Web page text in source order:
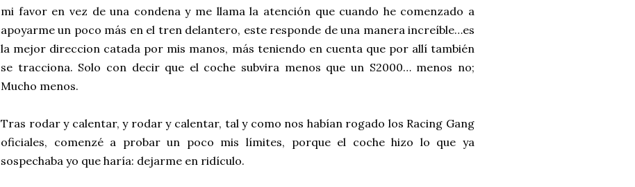
mi favor en vez de una condena y me llama la atención que cuando he comenzado a
apoyarme un poco más en el tren delantero, este responde de una manera increíble…es
la mejor direccion catada por mis manos, más teniendo en cuenta que por allí también
se tracciona. Solo con decir que el coche subvira menos que un S2000… menos no;
Mucho menos.
Tras rodar y calentar, y rodar y calentar, tal y como nos habían rogado los Racing Gang
oficiales, comenzé a probar un poco mis límites, porque el coche hizo lo que ya
sospechaba yo que haría: dejarme en ridículo.